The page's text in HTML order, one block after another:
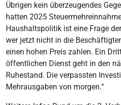
Übrigen kein überzeugendes
hatten 2025
Haushaltspolitik ist eine Frage
wer jetzt nicht in die
einen hohen Preis zahlen. Ein
öffentlichen Dienst geht in den
Ruhestand. Die verpassten
Mehrausgaben von morgen.“